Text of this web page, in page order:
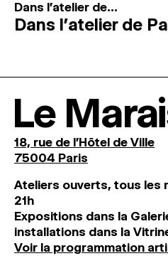
Dans l'atelier de...
Dans l’atelier de
Le
18, rue de l'Hôtel de Ville
75004 Paris
Ateliers ouverts, tous les
21h
Expositions dans la
installations dans la
Voir la programmation